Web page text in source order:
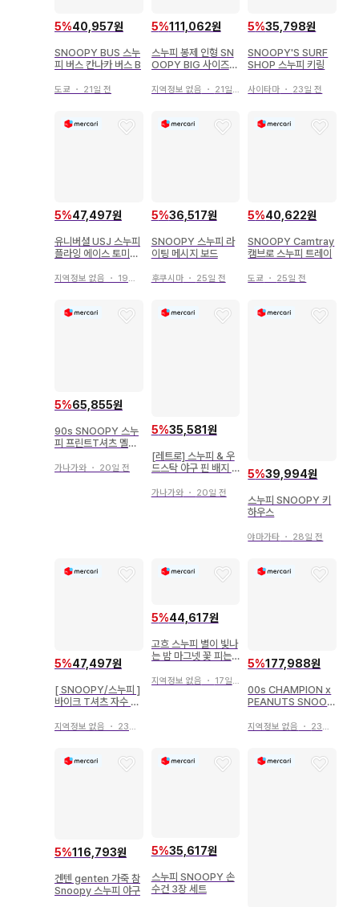
5%40,957원
SNOOPY BUS 스누
피 버스 칸나카 버스 B
도쿄 ・ 21일 전
5%111,062원
스누피 봉제 인형 SN
OOPY BIG 사이즈
지역정보 없음 ・ 21일 전
5%35,798원
SNOOPY'S SURF
SHOP 스누피 키링
사이타마 ・ 23일 전
5%47,497원
유니버셜 USJ 스누피
플라잉 에이스 토미카
지역정보 없음 ・ 19일 전
5%36,517원
SNOOPY 스누피 라
이팅 메시지 보드
후쿠시마・ 25일 전
5%40,622원
SNOOPY Camtray
캠브로 스누피 트레이
도쿄 ・ 25일 전
5%65,855원
90s SNOOPY 스누
피 프린트T셔츠 멜란
가나가와 ・ 20일 전
5%35,581원
[레트로] 스누피 & 우
드스탁 야구 핀 배지 S
주쿠
가나가와・ 20일 전
5%39,994원
스누피 SNOOPY 키
하우스
야마가타 ・ 28일 전
5%47,497원
[ SNOOPY/스누피 ]
바이크 T셔츠 자수 가
지역정보 없음 ・ 23일 전
5%44,617원
고흐 스누피 별이 빛나
는 밤 마그넷 꽃 피는
OOPY
지역정보 없음 ・ 17일 전
5%177,988원
00s CHAMPION x
PEANUTS SNOOP
지역정보 없음 ・ 23일 전
5%116,793원
겐텐 genten 가죽 참
Snoopy 스누피 야구
5%35,617원
스누피 SNOOPY 손
수건 3장 세트